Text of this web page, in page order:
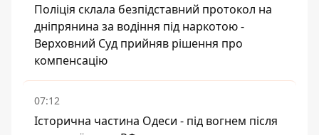
Поліція склала безпідставний протокол на
дніпрянина за водіння під наркотою -
Верховний Суд прийняв рішення про
компенсацію
07:12
Історична частина Одеси - під вогнем після